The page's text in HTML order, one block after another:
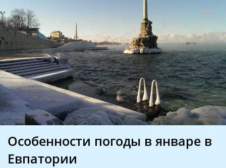
Особенности погоды в январе в
Евпатории